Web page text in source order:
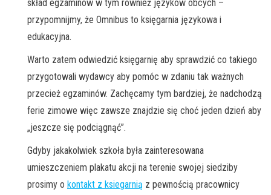
skład egzaminów w tym również języków obcych –
przypomnijmy, że Omnibus to księgarnia językowa i
edukacyjna.
Warto zatem odwiedzić księgarnię aby sprawdzić co takiego
przygotowali wydawcy aby pomóc w zdaniu tak ważnych
przecież egzaminów. Zachęcamy tym bardziej, że nadchodzą
ferie zimowe więc zawsze znajdzie się choć jeden dzień aby
„jeszcze się podciągnąć”.
Gdyby jakakolwiek szkoła była zainteresowana
umieszczeniem plakatu akcji na terenie swojej siedziby
prosimy o kontakt z ksiegarnią z pewnością pracownicy